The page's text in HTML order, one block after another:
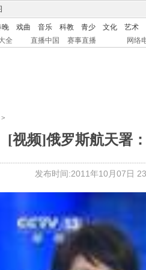
晚 戏曲 音乐 科教 青少 文化
艺术
全 直播中国 赛事直播 网络
>
[视频]俄罗斯航天署
发布时间:2011年10月07日